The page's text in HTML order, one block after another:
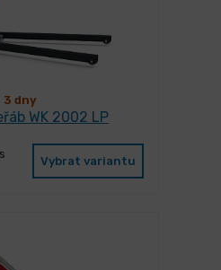
3 dny
WK 2002 LP
Vybrat variantu